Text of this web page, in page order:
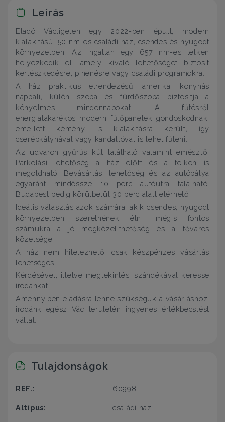
Leírás
Eladó Václigeten egy 2022-ben épült, modern
kialakítású, 50 nm-es családi ház, csendes és nyugodt
környezetben. Az ingatlan egy 657 nm-es telken
helyezkedik el, amely kiváló lehetőséget biztosít
kertészkedésre, pihenésre vagy családi programokra.
A ház praktikus elrendezésű: amerikai konyhás
nappali, külön szoba és fürdőszoba biztosítja a
kényelmes mindennapokat. A fűtésről
energiatakarékos modern fűtőpanelek gondoskodnak,
emellett kémény is kialakításra került, így
cserépkályhával vagy kandallóval is lehet fűteni.
Az udvaron gyűrűs kút található valamint emésztő.
Parkolási lehetőség a ház előtt és a telken is
megoldható. Bevásárlási lehetőség és az autópálya
egyaránt mindössze 10 perc autóútra található,
Budapest pedig körülbelül 30 perc alatt elérhető.
Ideális választás azok számára, akik csendes, nyugodt
környezetben szeretnének élni, mégis fontos
számukra a jó megközelíthetőség és a főváros
közelsége.
A ház nem hitelezhető, csak készpénzes vásárlás
lehetséges.
Kérdésével, illetve megtekintési szándékával keresse
irodánkat.
Amennyiben eladásra lenne szükségük a vásárláshoz,
irodánk egész Vác területén ingyenes értékbecslést
vállal.
Tulajdonságok
REF.: 60998
Altípus: családi ház